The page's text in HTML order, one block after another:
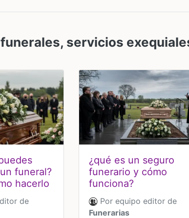
servicios
funeral?
hacerlo
de
¿qué es un seguro
funerario y cómo
funciona?
Por equipo editor de
Funerarias